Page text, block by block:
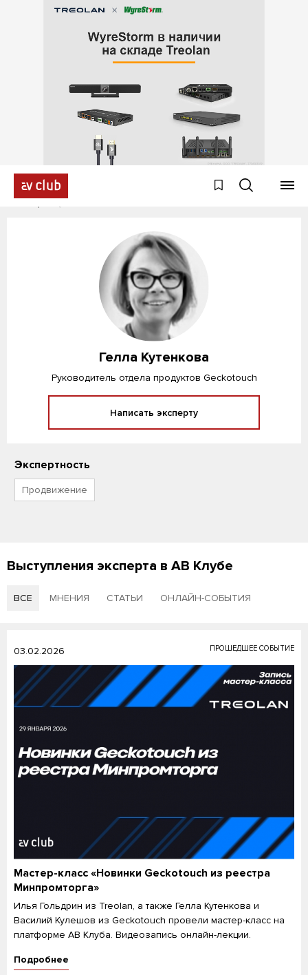
Эксперты
Гелла Кутенкова
Руководитель отдела продуктов Geckotouch
Написать эксперту
Экспертность
Продвижение
Выступления эксперта в АВ Клубе
ВСЕ МНЕНИЯ СТАТЬИ ОНЛАЙН-СОБЫТИЯ
03.02.2026 ПРОШЕДШЕЕ СОБЫТИЕ
Мастер-класс «Новинки Geckotouch из реестра
Минпромторга»
Илья Гольдрин из Treolan, а также Гелла Кутенкова и
Василий Кулешов из Geckotouch провели мастер-класс на
платформе АВ Клуба. Видеозапись онлайн-лекции.
Подробнее